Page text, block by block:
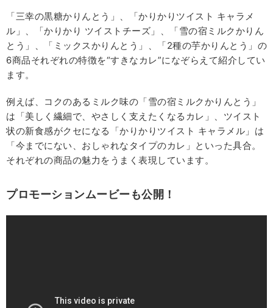
「三幸の黒糖かりんとう」、「かりかりツイスト キャラメ
ル」、「かりかり ツイストチーズ」、「雪の宿ミルクかりん
とう」、「ミックスかりんとう」、「2種の芋かりんとう」の
6商品それぞれの特徴を“すきなカレ”になぞらえて紹介してい
ます。
例えば、コクのあるミルク味の「雪の宿ミルクかりんとう」
は「美しく繊細で、やさしく支えたくなるカレ」、ツイスト
状の新食感がクセになる「かりかりツイスト キャラメル」は
「今までにない、おしゃれなタイプのカレ」といった具合。
それぞれの商品の魅力をうまく表現しています。
プロモーションムービーも公開！